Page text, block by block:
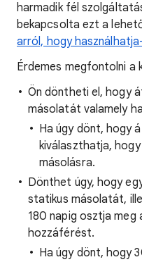
harmadik fél
bekapcsolta ezt a
arról, hogy
Érdemes megfontolni a
Ön döntheti el, hogy
másolatát valamely
Ha úgy dönt, hogy
kiválaszthatja,
másolásra.
Dönthet úgy, hogy
statikus másolatát,
180 napig osztja meg
hozzáférést.
Ha úgy dönt, hogy